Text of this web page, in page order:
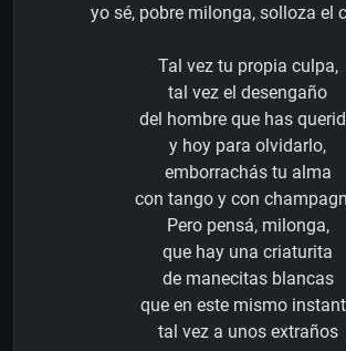
yo sé, pobre milonga, solloza el
Tal vez tu propia culpa,
tal vez el desengaño
del hombre que has
y hoy para olvidarlo,
emborrachás tu alma
con tango y con
Pero pensá, milonga,
que hay una criaturita
de manecitas blancas
que en este mismo
tal vez a unos extraños